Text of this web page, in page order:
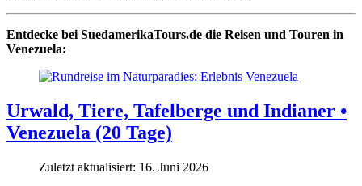
Entdecke bei SuedamerikaTours.de die Reisen und Touren in
Venezuela:
Urwald, Tiere, Tafelberge und Indianer •
Venezuela (20 Tage)
Zuletzt aktualisiert: 16. Juni 2026